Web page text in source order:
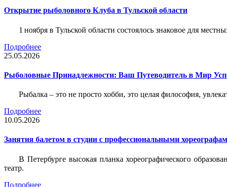
Открытие рыболовного Клуба в Тульской области
1 ноября в Тульской области состоялось знаковое для
Подробнее
25.05.2026
Рыболовные Принадлежности: Ваш Путеводитель в Мир
Рыбалка – это не просто хобби, это целая философия,
Подробнее
10.05.2026
Занятия балетом в студии с профессиональными
В Петербурге высокая планка хореографического
театр.
Подробнее